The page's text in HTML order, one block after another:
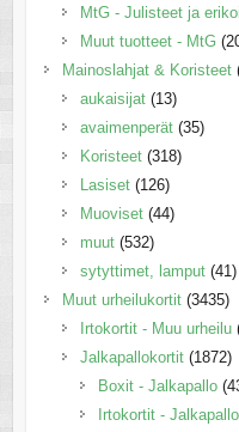
MtG - Julisteet ja
Muut tuotteet - MtG
Mainoslahjat & Koristeet
aukaisijat (13)
avaimenperät (35)
Koristeet (318)
Lasiset (126)
Muoviset (44)
muut (532)
sytyttimet, lamput (41)
Muut urheilukortit (3435)
Irtokortit - Muu urheilu
Jalkapallokortit (1872)
Boxit - Jalkapallo
Irtokortit - Jalkapallo